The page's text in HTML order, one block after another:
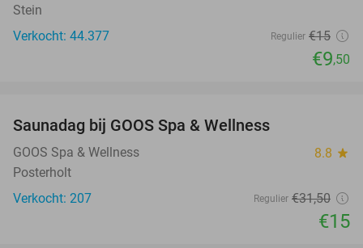
Stein
Verkocht: 44.377
Regulier €15
€9,50
Saunadag bij GOOS Spa & Wellness
GOOS Spa & Wellness 8.8 star
Posterholt
Verkocht: 207
Regulier €31,50
€15